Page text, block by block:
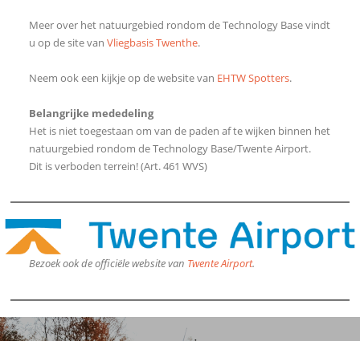
Meer over het natuurgebied rondom de Technology Base vindt
u op de site van Vliegbasis Twenthe.
Neem ook een kijkje op de website van EHTW Spotters.
Belangrijke mededeling
Het is niet toegestaan om van de paden af te wijken binnen het
natuurgebied rondom de Technology Base/Twente Airport.
Dit is verboden terrein! (Art. 461 WVS)
Bezoek ook de officiële website van Twente Airport.